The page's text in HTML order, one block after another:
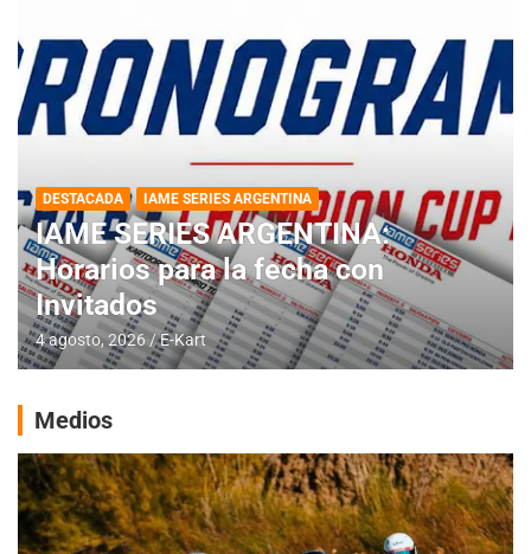
DESTACADA IAME SERIES ARGENTINA
IAME SERIES ARGENTINA:
Horarios para la fecha con
Invitados
4 agosto, 2026 E-Kart
Medios